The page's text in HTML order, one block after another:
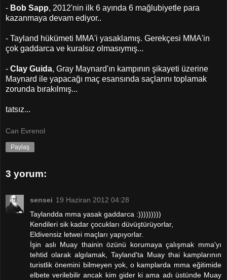
- Bob Sapp, 2012'nin ilk 6 ayında 6 mağlubiyetle para
kazanmaya devam ediyor..
- Tayland hükümeti MMA'i yasaklamış. Gerekçesi MMA'in
çok gaddarca ve kuralsız olmasıymış...
- Clay Guida, Gray Maynard'ın kampının şikayeti üzerine
Maynard ile yapacağı maç esansında saçlarını toplamak
zorunda bırakılmış...
tatsız...
Can Evrenol
Paylaş
3 yorum:
sensei 19 Haziran 2012 04:28
Taylandda mma yasak gaddarca :)))))))))
Kendileri sik kadar çocukları düvüştürüyorlar,
Eldivensiz letwei maçları yapıyorlar.
İşin aslı Muay thainin özünü korumaya çalışmak mma'yı
tehtid olarak algılamak, Tayland'ta Muay thai kamplarının
turistlik önemini bilmeyen yok, o kamplarda mma eğitimide
elbete verilebilir ancak kim gider ki ama adı üstünde Muay